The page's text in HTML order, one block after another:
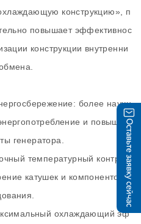
конструкцию», п
повышает эффективнос
конструкции внутренни
более научн
и повышае
генератора.
температурный контрол
катушек и компонентов, п
охлаждающий эф